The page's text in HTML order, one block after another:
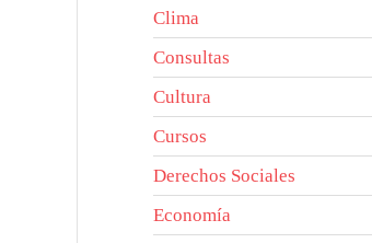
Clima
Consultas
Cultura
Cursos
Derechos Sociales
Economía